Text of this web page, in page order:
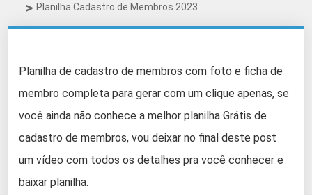
Planilha Cadastro de Membros 2023
Planilha de cadastro de membros com foto e ficha de
membro completa para gerar com um clique apenas, se
você ainda não conhece a melhor planilha Grátis de
cadastro de membros, vou deixar no final deste post
um vídeo com todos os detalhes pra você conhecer e
baixar planilha.